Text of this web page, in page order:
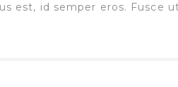
est, id semper eros. Fusce